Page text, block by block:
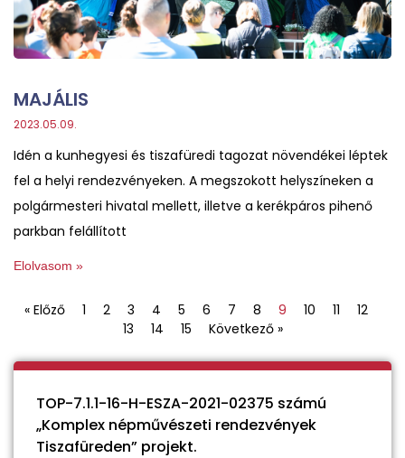
MAJÁLIS
2023.05.09.
Idén a kunhegyesi és tiszafüredi tagozat növendékei léptek
fel a helyi rendezvényeken. A megszokott helyszíneken a
polgármesteri hivatal mellett, illetve a kerékpáros pihenő
parkban felállított
Elolvasom »
« Előző 1 2 3 4 5 6 7 8 9 10 11
12
13
14 15 Következő »
TOP-7.1.1-16-H-ESZA-2021-02375 számú
„Komplex népművészeti rendezvények
Tiszafüreden” projekt.